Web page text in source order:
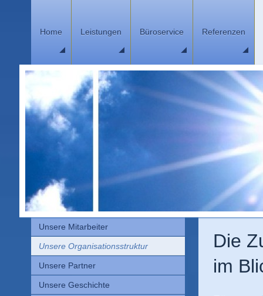
Home Leistungen Büroservice Referenzen
Die
im
Unsere Mitarbeiter
Unsere Organisationsstruktur
Unsere Partner
Unsere Geschichte